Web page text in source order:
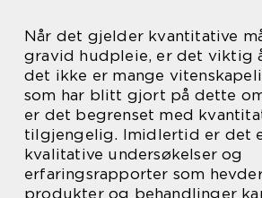
Når det gjelder kvantitative
gravid hudpleie, er det viktig
det ikke er mange
som har blitt gjort på dette
er det begrenset med
tilgjengelig. Imidlertid er det
kvalitative undersøkelser og
erfaringsrapporter som
produkter og behandlinger